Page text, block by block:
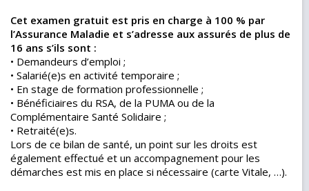
Cet examen gratuit est pris en charge à 100 % par
l’Assurance Maladie et s’adresse aux assurés de plus de
16 ans s’ils sont :
• Demandeurs d’emploi ;
• Salarié(e)s en activité temporaire ;
• En stage de formation professionnelle ;
• Bénéficiaires du RSA, de la PUMA ou de la
Complémentaire Santé Solidaire ;
• Retraité(e)s.
Lors de ce bilan de santé, un point sur les droits est
également effectué et un accompagnement pour les
démarches est mis en place si nécessaire (carte Vitale, …).